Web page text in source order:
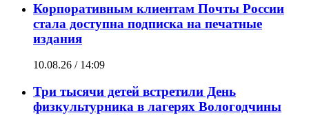
Корпоративным клиентам Почты России
стала доступна подписка на печатные
издания
10.08.26 / 14:09
Три тысячи детей встретили День
физкультурника в лагерях Вологодчины